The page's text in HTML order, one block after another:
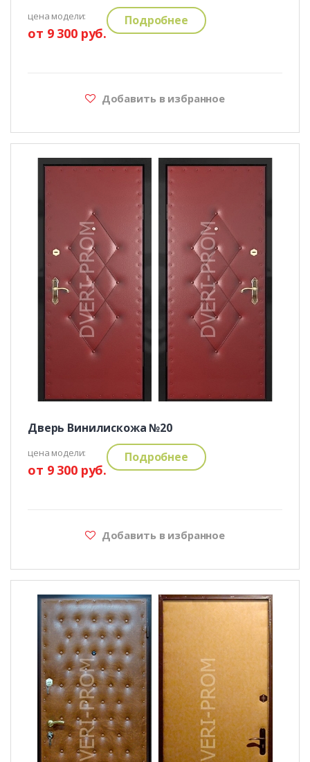
цена модели:
от 9 300 руб.
Подробнее
Добавить в избранное
Дверь Винилискожа №20
цена модели:
от 9 300 руб.
Подробнее
Добавить в избранное